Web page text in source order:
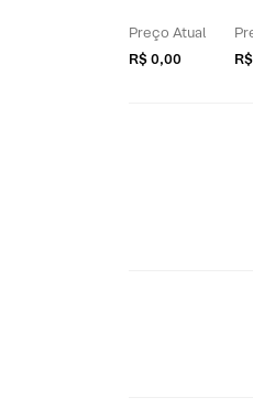
Preço Atual
R$ 0,00